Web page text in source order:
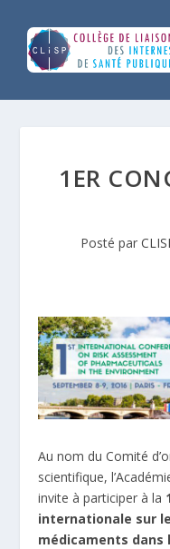
1ER
Posté par
Au nom du Comité
scientifique,
invite à participer à la
internationale sur
médicaments dans